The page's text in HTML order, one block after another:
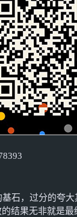
石，过分的夸
结果无非就是最